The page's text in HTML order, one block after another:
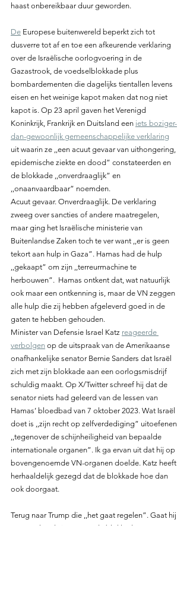
haast onbereikbaar duur geworden.
De Europese buitenwereld beperkt zich tot
dusverre tot af en toe een afkeurende verklaring
over de Israëlische oorlogvoering in de
Gazastrook, de voedselblokkade plus
bombardementen die dagelijks tientallen levens
eisen en het weinige kapot maken dat nog niet
kapot is. Op 23 april gaven het Verenigd
Koninkrijk, Frankrijk en Duitsland een iets boziger-
dan-gewoonlijk gemeenschappelijke verklaring
uit waarin ze ,,een acuut gevaar van uithongering,
epidemische ziekte en dood” constateerden en
de blokkade ,,onverdraaglijk” en
,,onaanvaardbaar” noemden.
Acuut gevaar. Onverdraaglijk. De verklaring
zweeg over sancties of andere maatregelen,
maar ging het Israëlische ministerie van
Buitenlandse Zaken toch te ver want ,,er is geen
tekort aan hulp in Gaza”. Hamas had de hulp
,,gekaapt” om zijn ,,terreurmachine te
herbouwen”.  Hamas ontkent dat, wat natuurlijk
ook maar een ontkenning is, maar de VN zeggen
alle hulp die zij hebben afgeleverd goed in de
gaten te hebben gehouden.
Minister van Defensie Israel Katz reageerde
verbolgen op de uitspraak van de Amerikaanse
onafhankelijke senator Bernie Sanders dat Israël
zich met zijn blokkade aan een oorlogsmisdrijf
schuldig maakt. Op X/Twitter schreef hij dat de
senator niets had geleerd van de lessen van
Hamas’ bloedbad van 7 oktober 2023. Wat Israël
doet is ,,zijn recht op zelfverdediging” uitoefenen
,,tegenover de schijnheiligheid van bepaalde
internationale organen”. Ik ga ervan uit dat hij op
bovengenoemde VN-organen doelde. Katz heeft
herhaaldelijk gezegd dat de blokkade hoe dan
ook doorgaat.
Terug naar Trump die ,,het gaat regelen”. Gaat hij
Netanyahu  dwingen om de blokkade te